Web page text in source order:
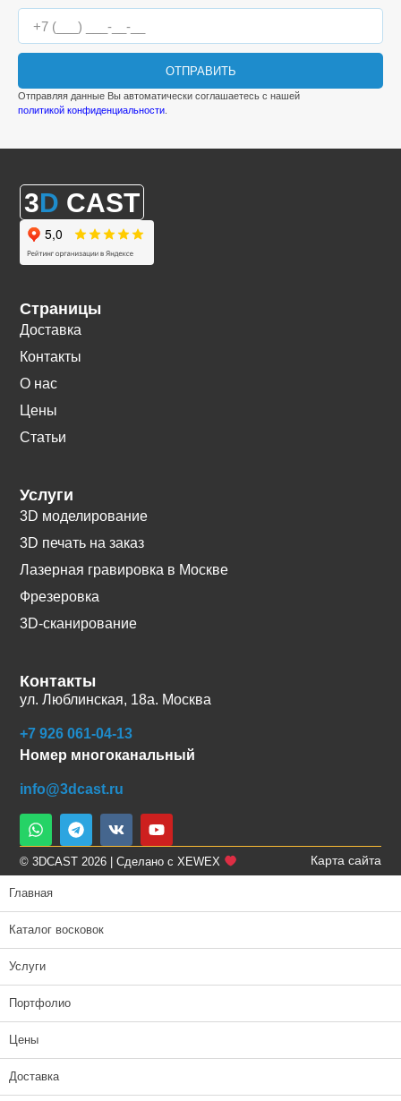
ОТПРАВИТЬ
Отправляя данные Вы автоматически соглашаетесь с нашей
политикой конфиденциальности
3D CAST
Страницы
Доставка
Контакты
О нас
Цены
Статьи
Услуги
3D моделирование
3D печать на заказ
Лазерная гравировка в Москве
Фрезеровка
3D-сканирование
Контакты
ул. Люблинская, 18а. Москва
+7 926 061-04-13
Номер многоканальный
info@3dcast.ru
© 3DCAST 2026 | Сделано с XEWEX Карта сайта
Главная
Каталог восковок
Услуги
Портфолио
Цены
Доставка